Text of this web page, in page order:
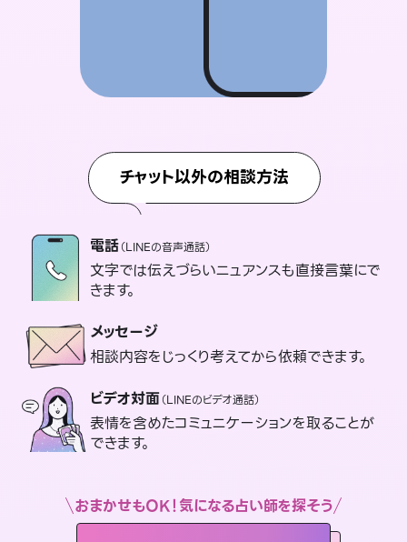
チャット以外の相談方法
電話（LINEの音声通話）
文字では伝えづらいニュアンスも直接言葉にで
きます。
メッセージ
相談内容をじっくり考えてから依頼できます。
ビデオ対面（LINEのビデオ通話）
表情を含めたコミュニケーションを取ることが
できます。
おまかせもOK！気になる占い師を探そう